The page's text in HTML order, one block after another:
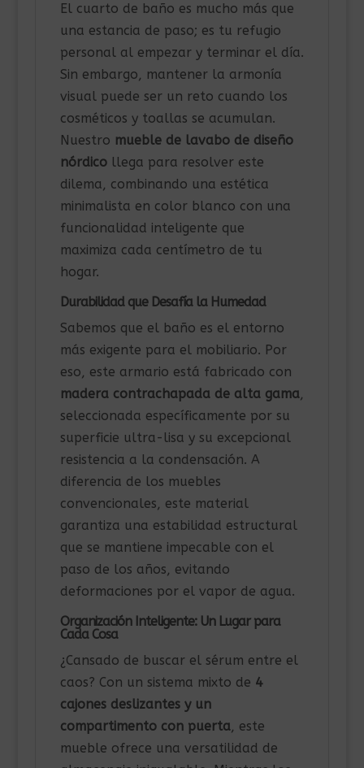
El cuarto de baño es mucho más que
una estancia de paso; es tu refugio
personal al empezar y terminar el día.
Sin embargo, mantener la armonía
visual puede ser un reto cuando los
cosméticos y toallas se acumulan.
Nuestro mueble de lavabo de diseño
nórdicollega para resolver este
dilema, combinando una estética
minimalista en color blanco con una
funcionalidad inteligente que
maximiza cada centímetro de tu
hogar.
Durabilidad que Desafía la Humedad
Sabemos que el baño es el entorno
más exigente para el mobiliario. Por
eso, este armario está fabricado con
madera contrachapada de alta gama,
seleccionada específicamente por su
superficie ultra-lisa y su excepcional
resistencia a la condensación. A
diferencia de los muebles
convencionales, este material
garantiza una estabilidad estructural
que se mantiene impecable con el
paso de los años, evitando
deformaciones por el vapor de agua.
Organización Inteligente: Un Lugar para
Cada Cosa
¿Cansado de buscar el sérum entre el
caos? Con un sistema mixto de 4
cajones deslizantes y un
compartimento con puerta, este
mueble ofrece una versatilidad de